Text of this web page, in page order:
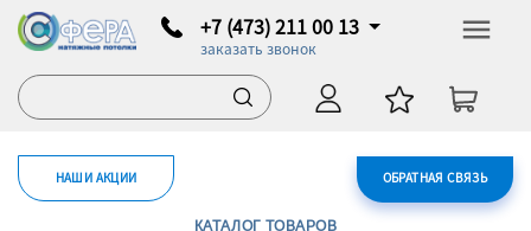
+7 (473) 211 00 13
заказать звонок
ОБРАТНАЯ СВЯЗЬ
НАШИ АКЦИИ
КАТАЛОГ ТОВАРОВ